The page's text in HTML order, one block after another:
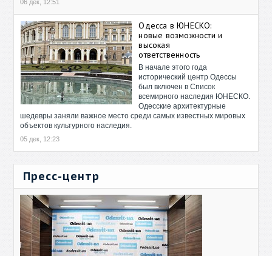
06 дек, 12:51
Одесса в ЮНЕСКО:
новые возможности и
высокая
ответственность
В начале этого года
исторический центр Одессы
был включен в Список
всемирного наследия ЮНЕСКО.
Одесские архитектурные
шедевры заняли важное место среди самых известных мировых
объектов культурного наследия.
05 дек, 12:23
Пресс-центр